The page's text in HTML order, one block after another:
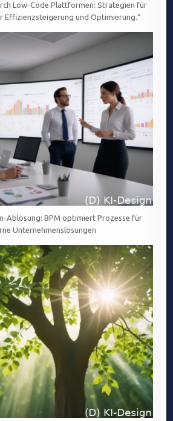
Low-Code Plattformen: Strategien für
Effizienzsteigerung und Optimierung.“
Ablösung: BPM optimiert Prozesse für
Unternehmenslösungen